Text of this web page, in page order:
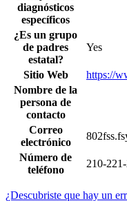
diagnósticos
específicos
¿Es un grupo
de padres
estatal?
Yes
Sitio Web
https://
Nombre de la
persona de
contacto
Correo
electrónico
Número de
teléfono
210-
¿Descubriste que hay un